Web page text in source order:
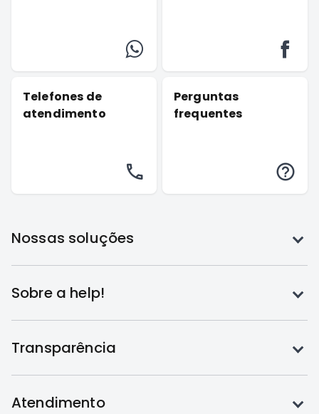
Telefones de
atendimento
Perguntas
frequentes
Nossas soluções
Sobre a help!Toque
TransparênciaToque
AtendimentoToque